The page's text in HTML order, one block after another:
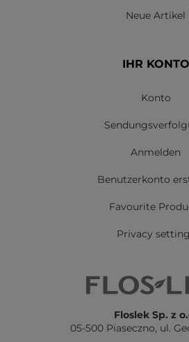
Neue Artikel
IHR KONTO
Konto
Anmelden
Benutzerkonto
Favourite
Privacy
Floslek Sp. z
05-500 Piaseczno, ul.